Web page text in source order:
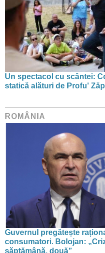
Un spectacol cu scântei:
statică alături de Profu'
ROMÂNIA
Guvernul pregătește
consumatori. Bolojan:
săptămână, două”